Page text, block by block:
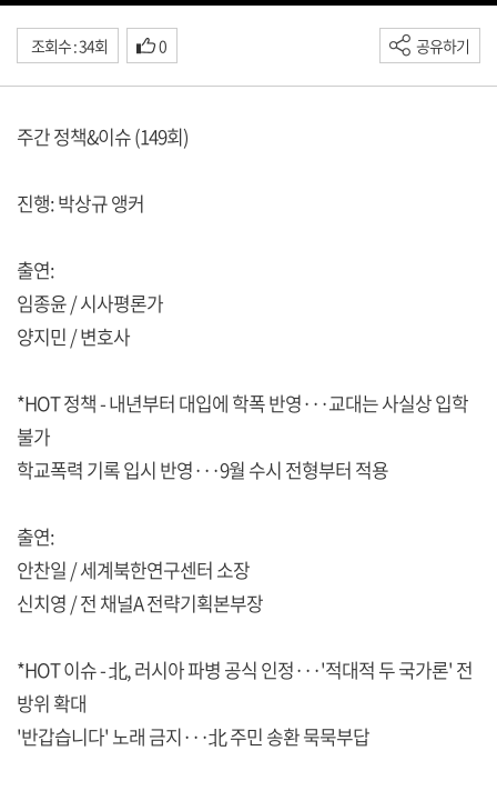
조회수 : 34회 0 공유하기
주간 정책&이슈 (149회)
진행: 박상규 앵커
출연:
임종윤 / 시사평론가
양지민 / 변호사
*HOT 정책 - 내년부터 대입에 학폭 반영···교대는 사실상 입학
불가
학교폭력 기록 입시 반영···9월 수시 전형부터 적용
출연:
안찬일 / 세계북한연구센터 소장
신치영 / 전 채널A 전략기획본부장
*HOT 이슈 - 北, 러시아 파병 공식 인정···'적대적 두 국가론' 전
방위 확대
'반갑습니다' 노래 금지···北 주민 송환 묵묵부답